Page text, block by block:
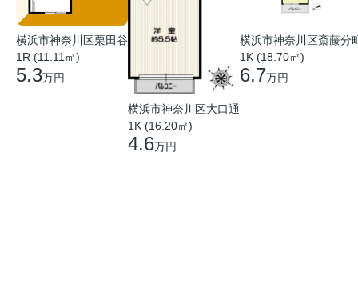
横浜市神奈川区栗田谷
1R (11.11㎡)
5.3万円
横浜市神奈川区大口通
1K (16.20㎡)
4.6万円
横浜市神奈川区斎藤分
1K (18.70㎡)
6.7万円